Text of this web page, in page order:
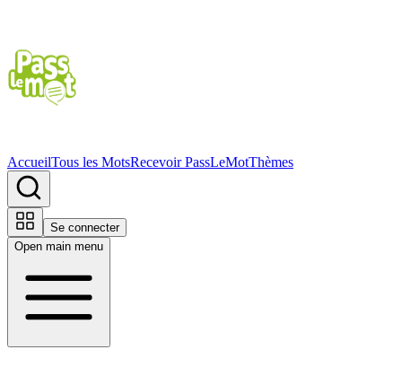
AccueilTous les MotsRecevoir PassLeMotThèmes
Se connecter
Open main menu